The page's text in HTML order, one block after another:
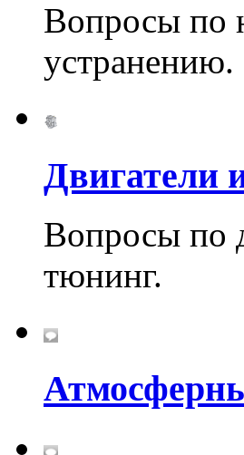
Вопросы по
устранению.
Двигатели
Вопросы по
тюнинг.